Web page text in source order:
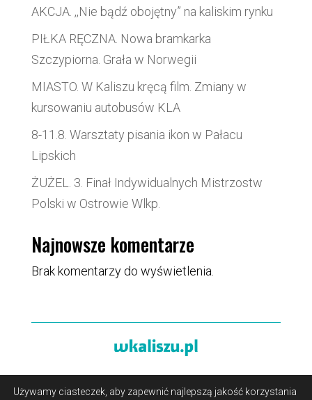
AKCJA. ,,Nie bądź obojętny” na kaliskim rynku
PIŁKA RĘCZNA. Nowa bramkarka
Szczypiorna. Grała w Norwegii
MIASTO. W Kaliszu kręcą film. Zmiany w
kursowaniu autobusów KLA
8-11.8. Warsztaty pisania ikon w Pałacu
Lipskich
ŻUŻEL. 3. Finał Indywidualnych Mistrzostw
Polski w Ostrowie Wlkp.
Najnowsze komentarze
Brak komentarzy do wyświetlenia.
O portalu/Reklama/ Polityka prywatności i pliki cookies
Używamy ciasteczek, aby zapewnić najlepszą jakość korzystania